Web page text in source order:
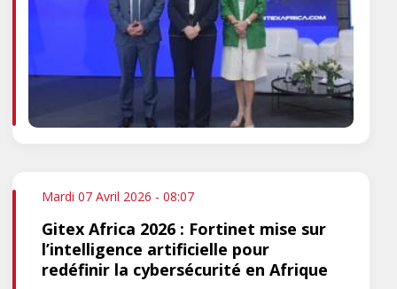
Mardi 07 Avril 2026 - 08:07
Gitex Africa 2026 : Fortinet mise sur
l’intelligence artificielle pour
redéfinir la cybersécurité en Afrique